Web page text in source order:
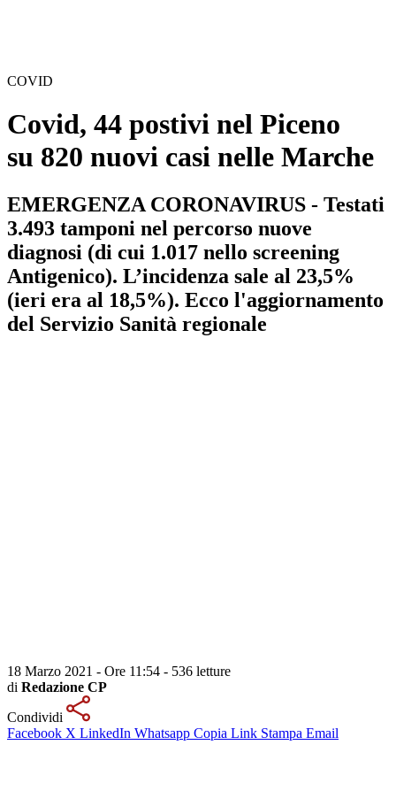
COVID
Covid, 44 postivi nel Piceno
su 820 nuovi casi nelle Marche
EMERGENZA CORONAVIRUS - Testati
3.493 tamponi nel percorso nuove
diagnosi (di cui 1.017 nello screening
Antigenico). L’incidenza sale al 23,5%
(ieri era al 18,5%). Ecco l'aggiornamento
del Servizio Sanità regionale
18 Marzo 2021 - Ore 11:54 - 536 letture
di Redazione CP
Condividi
Facebook X LinkedIn Whatsapp Copia Link Stampa Email